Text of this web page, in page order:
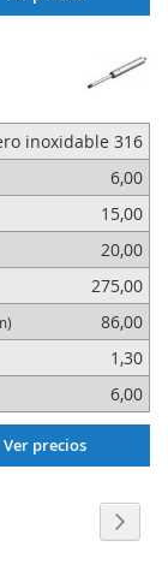
inoxidable 316
6,00
15,00
20,00
275,00
86,00
1,30
6,00
Ver precios